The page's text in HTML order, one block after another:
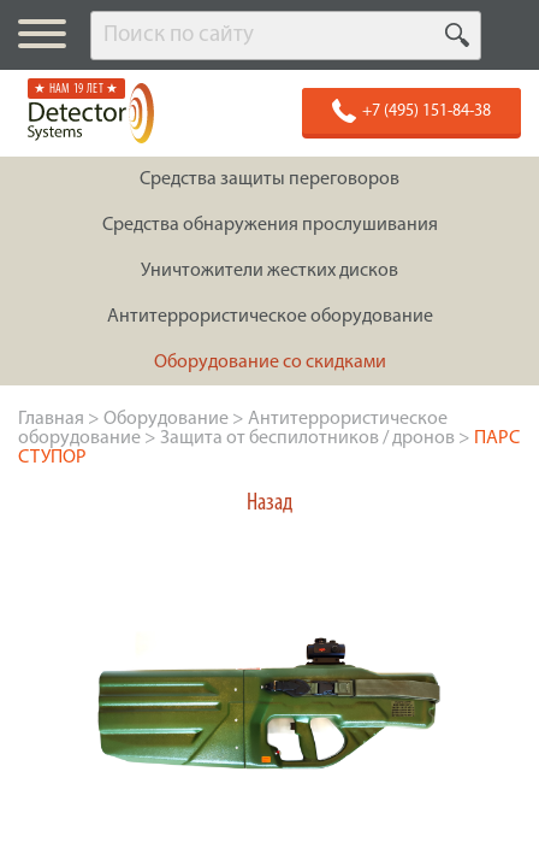
★ НАМ 19 ЛЕТ ★
+7 (495) 151-84-38
Средства защиты переговоров
Средства обнаружения прослушивания
Уничтожители жестких дисков
Антитеррористическое оборудование
Оборудование со скидками
Главная > Оборудование > Антитеррористическое
оборудование > Защита от беспилотников / дронов > ПАРС
СТУПОР
Назад